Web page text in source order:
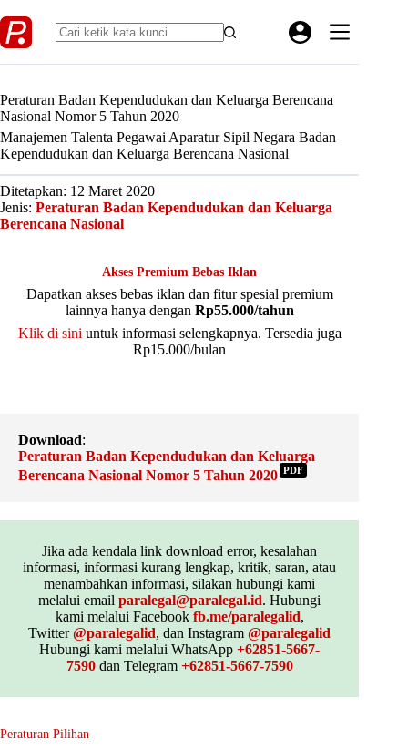
to
content
Peraturan Badan Kependudukan dan Keluarga Berencana
Nasional Nomor 5 Tahun 2020
Manajemen Talenta Pegawai Aparatur Sipil Negara Badan
Kependudukan dan Keluarga Berencana Nasional
Ditetapkan: 12 Maret 2020
Jenis: Peraturan Badan Kependudukan dan Keluarga
Berencana Nasional
Akses Premium Bebas Iklan
Dapatkan akses bebas iklan dan fitur spesial premium
lainnya hanya dengan Rp55.000/tahun
Klik di sini untuk informasi selengkapnya. Tersedia juga
Rp15.000/bulan
Download:
Peraturan Badan Kependudukan dan Keluarga
Berencana Nasional Nomor 5 Tahun 2020 PDF
Jika ada kendala link download error, kesalahan
informasi, informasi kurang lengkap, kritik, saran, atau
menambahkan informasi, silakan hubungi kami
melalui emailparalegal@paralegal.id. Hubungi
kami melalui Facebook fb.me/paralegalid,
Twitter@paralegalid, dan Instagram@paralegalid
Hubungi kami melalui WhatsApp+62851-5667-
7590dan Telegram +62851-5667-7590
Peraturan Pilihan